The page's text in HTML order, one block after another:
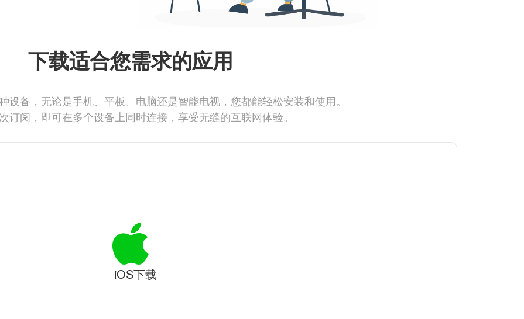
下载适合您需求的应用
设备，无论是手机、平板、电脑还是智能电视，您都能轻松安装和使用。
订阅，即可在多个设备上同时连接，享受无缝的互联网体验。
iOS下载